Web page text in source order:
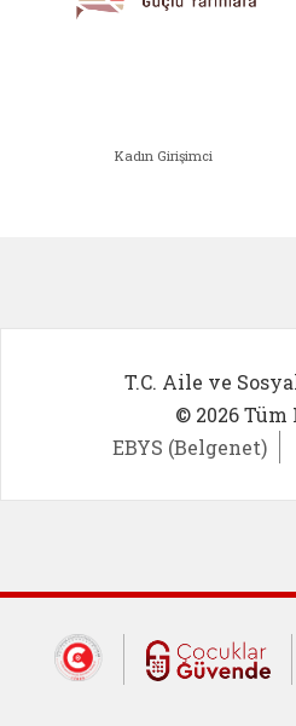
Kadın Girişimci
T.C. Aile ve
© 2026 Tüm
EBYS (Belgenet)
Dış